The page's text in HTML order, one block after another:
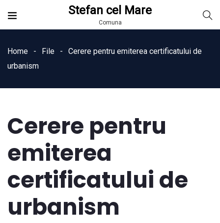
Stefan cel Mare
Comuna
Home File
Cerere pentru emiterea certificatului de
urbanism
Cerere pentru
emiterea
certificatului de
urbanism